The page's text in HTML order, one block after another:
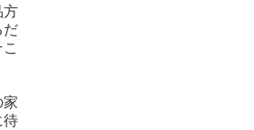
方
だ
家
待